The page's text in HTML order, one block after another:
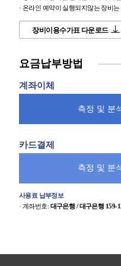
· 온라인 예약이 실행되지않는 장비
장비이용수가표 다운로드
요금납부방법
계좌이체
측정 및 분
카드결제
측정 및 분
사용료 납부정보
· 계좌번호: 대구은행 / 대구은행 159-